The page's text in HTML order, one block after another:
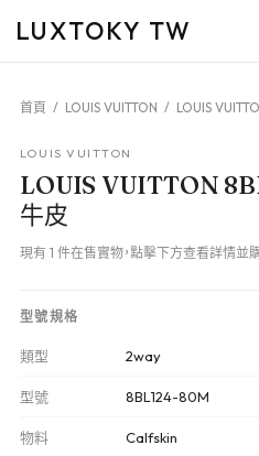
LUXTOKY TW
首頁 / LOUIS VUITTON / LOUIS
LOUIS VUITTON
LOUIS VUITTON
牛皮
現有 1 件在售實物，點擊下方查看詳情並
型號規格
類型 2way
型號 8BL124-80M
物料 Calfskin